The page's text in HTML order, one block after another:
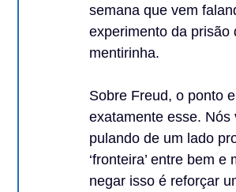
semana que vem
experimento da prisão
mentirinha.
Sobre Freud, o ponto
exatamente esse. Nós
pulando de um lado
‘fronteira’ entre bem e
negar isso é reforçar